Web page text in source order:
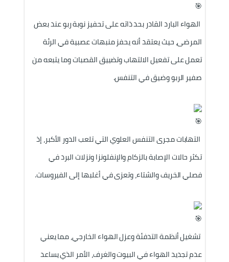
الهواء البارد القادر بحد ذاته على تحفيز نوبة ربو عند بعض
المرضى، حيث يعتقد أنه يحفز منبهات عصبية في الرئة
تعمل على تفعيل الالتهاب وتضييق القصبات وما يتبعه من
صفير الربو وضيق في التنفس.
التهابات مجرى التنفس العلوي التي تلعب الدور الأكبر، إذ
تكثر حالات الإصابة بالزكام والإنفلونزا ونزلات البرد في
فصلي الخريف والشتاء، وتعزى في أغلبها إلى الفيروسات.
تشغيل أنظمة التدفئة وعزل الهواء الخارجي، مما يعني
عدم تجديد الهواء في البيوت والغرف، الأمر الذي يساعد